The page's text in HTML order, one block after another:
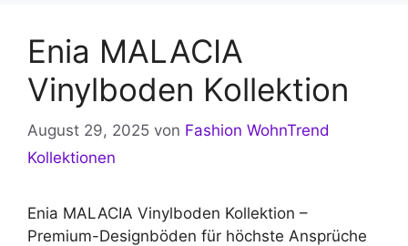
Enia MALACIA
Vinylboden Kollektion
August 29, 2025 von Fashion WohnTrend
Kollektionen
Enia MALACIA Vinylboden Kollektion –
Premium-Designböden für höchste Ansprüche